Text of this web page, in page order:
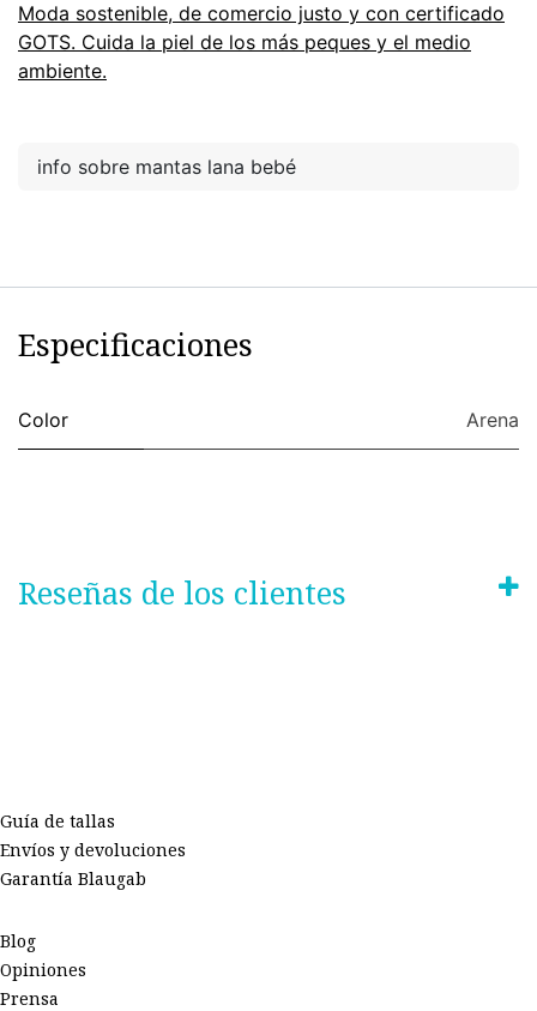
Moda sostenible, de comercio justo y con certificado
GOTS. Cuida la piel de los más peques y el medio
ambiente.
info sobre mantas lana bebé
Especificaciones
Color Arena
Reseñas de los clientes
Guía de tallas
Envíos y devoluciones
Garantía Blaugab
Blog
Opiniones
Prensa